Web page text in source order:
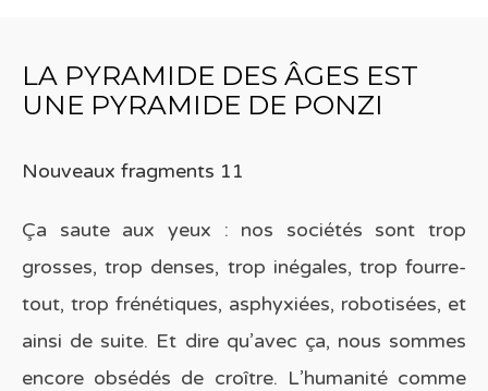
LA PYRAMIDE DES ÂGES EST
UNE PYRAMIDE DE PONZI
Nouveaux fragments 11
Ça saute aux yeux : nos sociétés sont trop
grosses, trop denses, trop inégales, trop fourre-
tout, trop frénétiques, asphyxiées, robotisées, et
ainsi de suite. Et dire qu’avec ça, nous sommes
encore obsédés de croître. L’humanité comme